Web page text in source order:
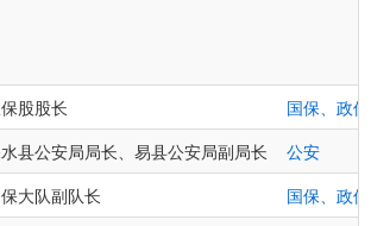
股股长
国保、政
县公安局局长、易县公安局副局长
公安
大队副队长
国保、政